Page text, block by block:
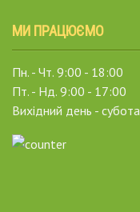
МИ ПРАЦЮЄМО
Пн. - Чт. 9:00 - 18:00
Пт. - Нд. 9:00 - 17:00
Вихідний день - субота